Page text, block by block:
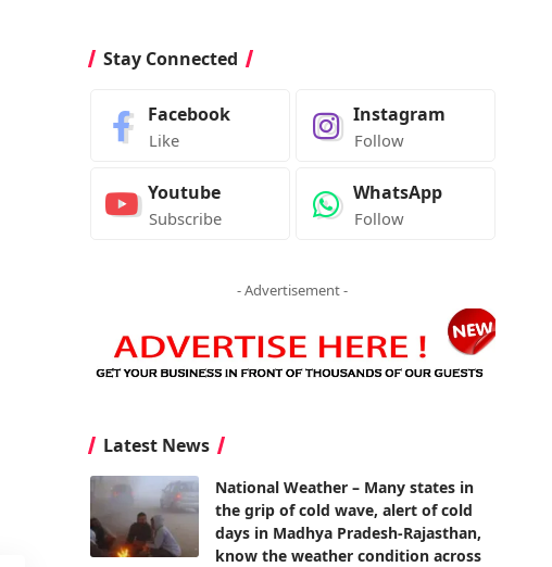
Stay Connected
Facebook
Like
Instagram
Follow
Youtube
Subscribe
WhatsApp
Follow
- Advertisement -
Latest News
National Weather – Many states in
the grip of cold wave, alert of cold
days in Madhya Pradesh-Rajasthan,
know the weather condition across